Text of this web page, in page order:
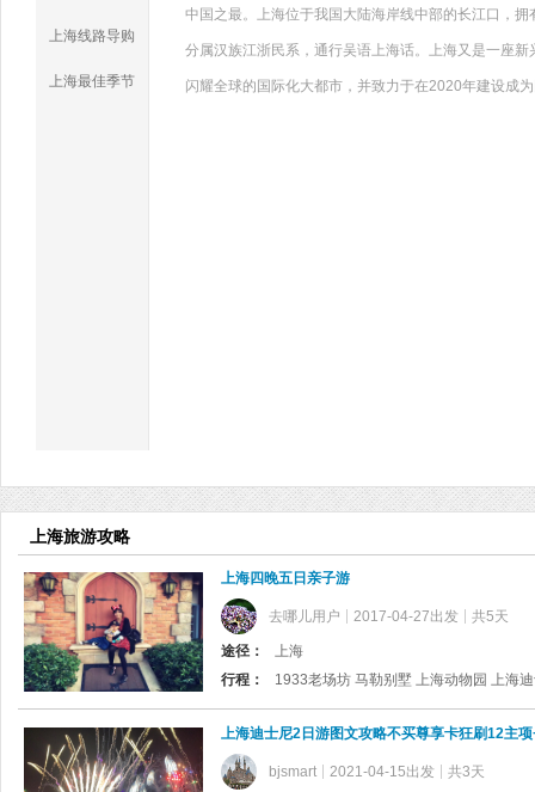
上海线路导购
上海最佳季节
中国之最。上海位于我国大陆海岸线中部的长江口，
分属汉族江浙民系，通行吴语上海话。上海又是一座
闪耀全球的国际化大都市，并致力于在2020年建设成
上海旅游攻略
上海四晚五日亲子游
去哪儿用户 2017-04-27出发 共5天
途径：
上海
行程：
1933老场坊 马勒别墅 上海动物园 上海
上海迪士尼2日游图文攻略不买尊享卡狂刷12主
bjsmart 2021-04-15出发 共3天